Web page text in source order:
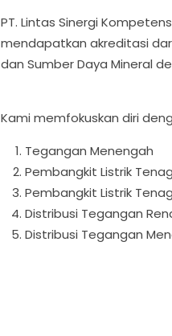
PT. Lintas Sinergi
mendapatkan akreditasi
dan Sumber Daya Mineral
Kami memfokuskan diri
Tegangan Menengah
Pembangkit Listrik
Pembangkit Listrik
Distribusi Tegangan
Distribusi Tegangan